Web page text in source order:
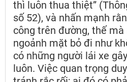
thì luôn thua thiệt”
số 52), và nhấn mạnh
công trên đường, thế mà
ngoảnh mặt bỏ đi như
có những người lái xe
luôn. Việc quan trọng